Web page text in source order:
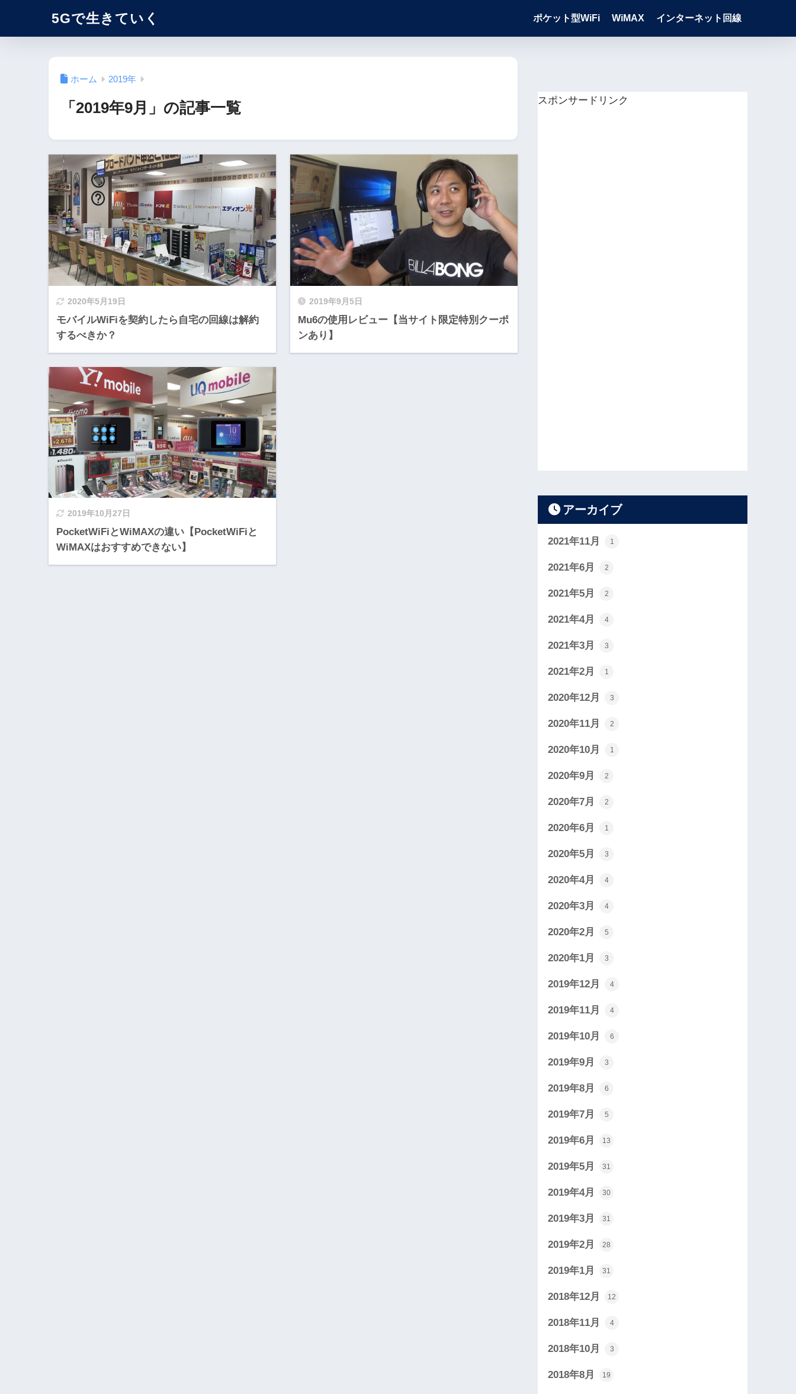
5Gで生きていく ポケット型WiFi WiMAX インターネット回線
ホーム 2019年
「2019年9月」の記事一覧
2020年5月19日
モバイルWiFiを契約したら自宅の回線は解約
するべきか？
2019年9月5日
Mu6の使用レビュー【当サイト限定特別クーポ
ンあり】
2019年10月27日
PocketWiFiとWiMAXの違い【PocketWiFiと
WiMAXはおすすめできない】
スポンサードリンク
アーカイブ
2021年11月 1
2021年6月 2
2021年5月 2
2021年4月 4
2021年3月 3
2021年2月 1
2020年12月 3
2020年11月 2
2020年10月 1
2020年9月 2
2020年7月 2
2020年6月 1
2020年5月 3
2020年4月 4
2020年3月 4
2020年2月 5
2020年1月 3
2019年12月 4
2019年11月 4
2019年10月 6
2019年9月 3
2019年8月 6
2019年7月 5
2019年6月 13
2019年5月 31
2019年4月 30
2019年3月 31
2019年2月 28
2019年1月 31
2018年12月 12
2018年11月 4
2018年10月 3
2018年8月 19